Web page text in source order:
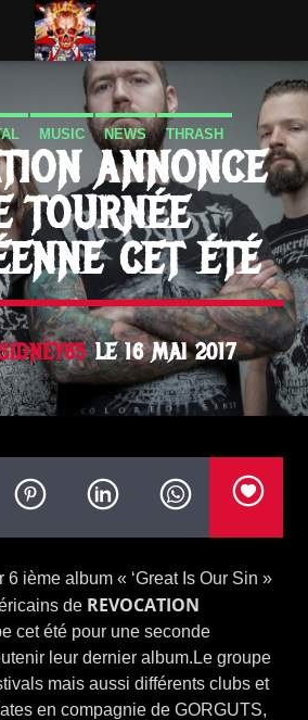
MUSIC NEWS THRASH
ANNONCE
TOURNÉE
CET ÉTÉ
LE 16 MAI 2017
ième album « ‘Great Is Our Sin »
de REVOCATION
cet été pour une seconde
leur dernier album.Le groupe
mais aussi différents clubs et
en compagnie de GORGUTS,